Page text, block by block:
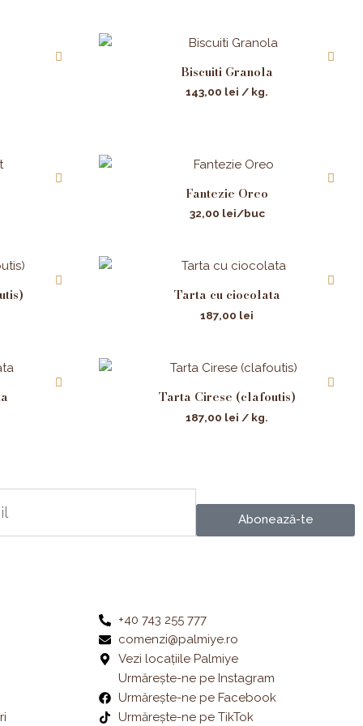
Biscuiti Granola
143,00 lei / kg.
Fantezie Oreo
32,00 lei/buc
Tarta cu ciocolata
187,00 lei
Tarta Cirese (clafoutis)
187,00 lei / kg.
Abonează-te
+40 743 255 777
comenzi@palmiye.ro
Vezi locațiile Palmiye
Urmărește-ne pe Instagram
Urmărește-ne pe Facebook
Urmărește-ne pe TikTok